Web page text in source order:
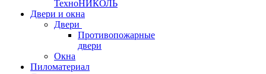
ТехноНИКОЛЬ
Двери и окна
Двери
Противопожарные
двери
Окна
Пиломатериал